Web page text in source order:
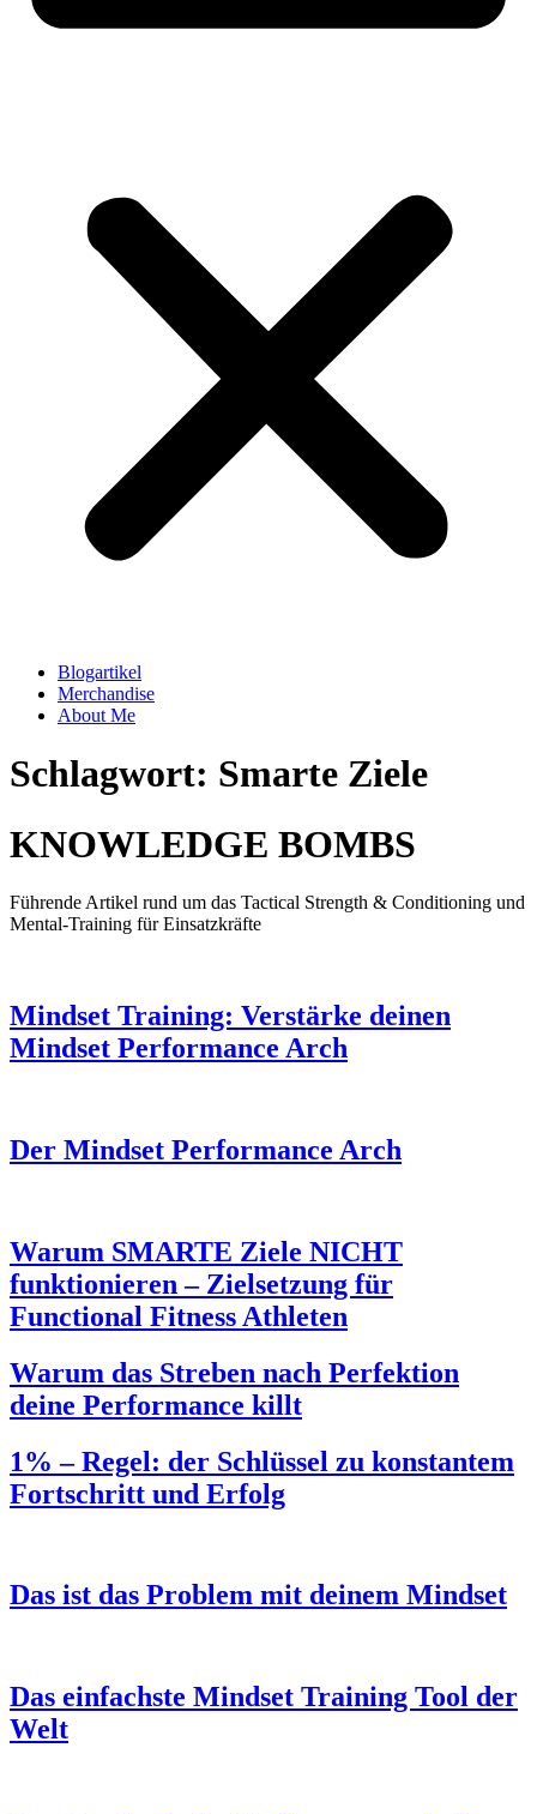
Blogartikel
Merchandise
About Me
Schlagwort: Smarte Ziele
KNOWLEDGE BOMBS
Führende Artikel rund um das Tactical Strength & Conditioning und
Mental-Training für Einsatzkräfte
Mindset Training: Verstärke deinen
Mindset Performance Arch
Der Mindset Performance Arch
Warum SMARTE Ziele NICHT
funktionieren – Zielsetzung für
Functional Fitness Athleten
Warum das Streben nach Perfektion
deine Performance killt
1% – Regel: der Schlüssel zu konstantem
Fortschritt und Erfolg
Das ist das Problem mit deinem Mindset
Das einfachste Mindset Training Tool der
Welt